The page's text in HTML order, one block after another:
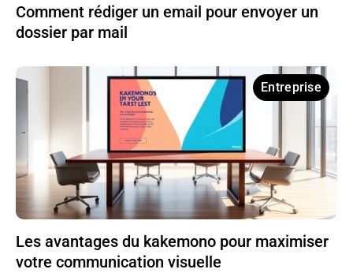
Comment rédiger un email pour envoyer un
dossier par mail
Entreprise
Les avantages du kakemono pour maximiser
votre communication visuelle